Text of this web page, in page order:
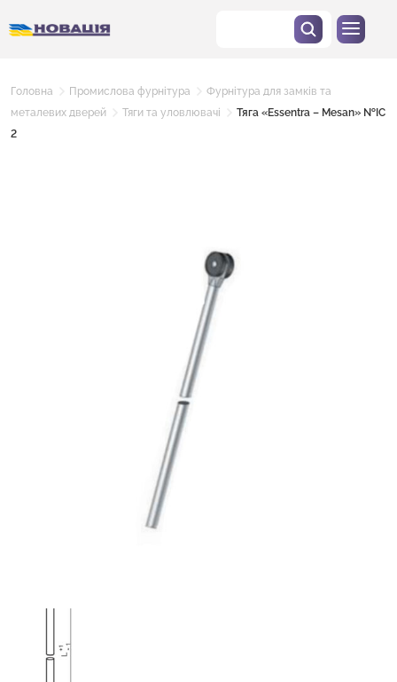
Головна Промислова фурнітура
Фурнітура для замків та
металевих дверей
Тяги та уловлювачі
Тяга «Essentra – Mesan» №IC
2